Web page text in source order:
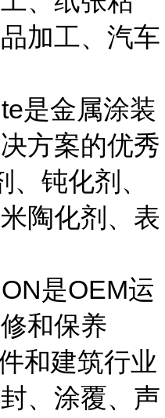
加工、汽车
是金属涂装
方案的优秀
钝化剂、
陶化剂、表
是OEM运
和保养
和建筑行业
、涂覆、声